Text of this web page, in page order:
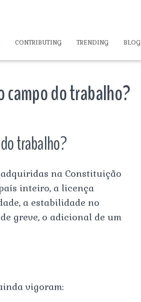
CONTRIBUTING TRENDING BLOG
campo do trabalho?
trabalho?
na Constituição
inteiro, a licença
a estabilidade no
greve, o adicional de um
vigoram: